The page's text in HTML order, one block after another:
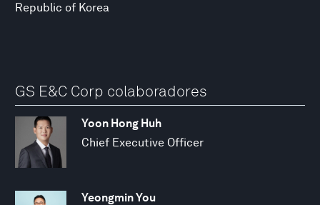
Republic of Korea
GS E&C Corp colaboradores
Yoon Hong Huh
Chief Executive Officer
Yeongmin You